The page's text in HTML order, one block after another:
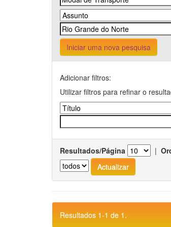
Iniciar uma nova pesquisa
Adicionar filtros:
Utilizar filtros para refinar o
Resultados/Página |
Resultados 1-1 de 1.